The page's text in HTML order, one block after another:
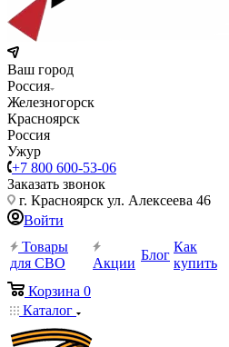
Ваш город
Россия
Железногорск
Красноярск
Россия
Ужур
+7 800 600-53-06
Заказать звонок
г. Красноярск ул. Алексеева 46
Войти
Товары
для СВО
Акции
Блог
Как
купить
Корзина 0
Каталог